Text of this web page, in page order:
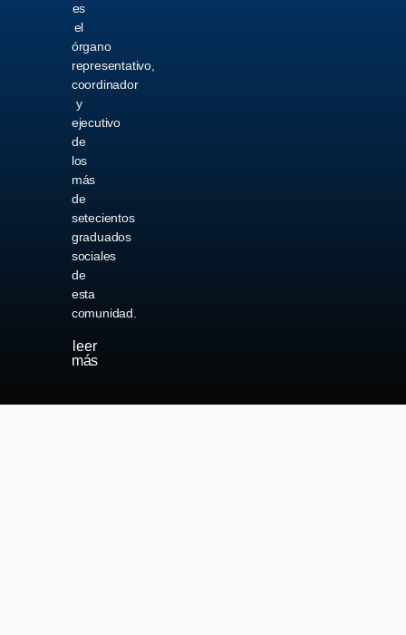
es
el
órgano
representativo,
coordinador
y
ejecutivo
de
los
más
de
setecientos
graduados
sociales
de
esta
comunidad.
leer
más